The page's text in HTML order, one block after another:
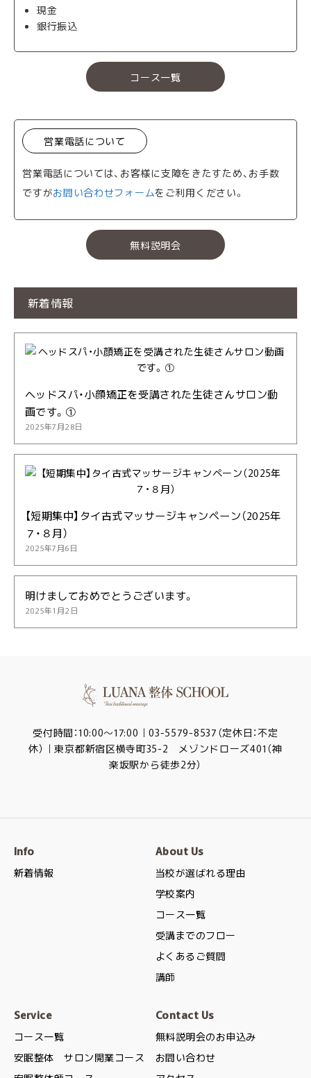
現金
銀行振込
コース一覧
営業電話について
営業電話については、お客様に支障をきたすため、お手数
ですがお問い合わせフォームをご利用ください。
無料説明会
新着情報
ヘッドスパ・小顔矯正を受講された生徒さんサロン動
画です。①
2025年7月28日
【短期集中】タイ古式マッサージキャンペーン（2025年
７・８月）
2025年7月6日
明けましておめでとうございます。
2025年1月2日
受付時間：10:00～17:00｜03-5579-8537（定休日：不定
休）｜東京都新宿区横寺町35-2 メゾンドローズ401（神
楽坂駅から徒歩2分）
Info
新着情報
About Us
当校が選ばれる理由
学校案内
コース一覧
受講までのフロー
よくあるご質問
講師
Service
コース一覧
安眠整体 サロン開業コース
Contact Us
無料説明会のお申込み
お問い合わせ